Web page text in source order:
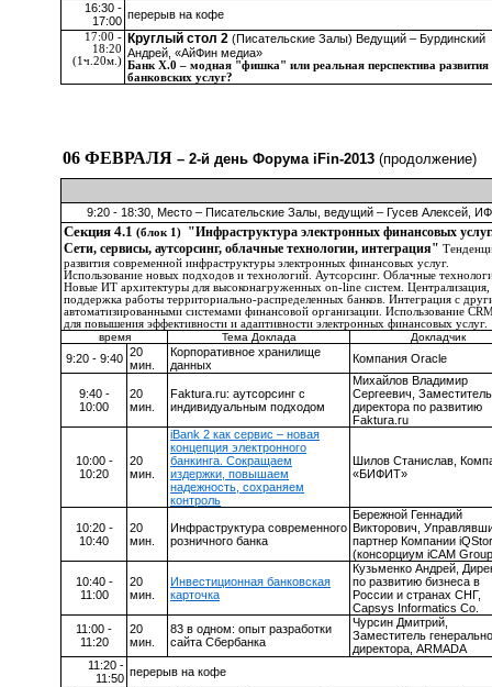
16:30 -
17:00 перерыв на кофе
17:00 -
18:20
(1ч.20м.)
Круглый стол 2 (Писательские Залы) Ведущий – Бурдинский
Андрей, «АйФин медиа»
Банк Х.0 – модная "фишка" или реальная перспектива развития
банковских услуг?
06 ФЕВРАЛЯ – 2-й день Форума iFin-2013 (продолжение)
9:20 - 18:30, Место – Писательские Залы, ведущий – Гусев Алексей,
Секция 4.1 (блок 1)
"Инфраструктура электронных финансовых
Сети, сервисы, аутсорсинг, облачные технологии, интеграция"
развития современной инфраструктуры электронных финансовых услуг.
Использование новых подходов и технологий. Аутсорсинг. Облачные
Новые ИТ архитектуры для высоконагруженных on-line систем. Централизация,
поддержка работы территориально-распределенных банков. Интеграция с
автоматизированными системами финансовой организации. Использование
для повышения эффективности и адаптивности электронных финансовых услуг.
время
Тема Доклада Докладчик
9:20 - 9:40 20
мин.
Корпоративное хранилище
данных
Компания Oracle
9:40 -
10:00
20
мин.
Faktura ru: аутсорсинг с
индивидуальным подходом
Михайлов Владимир
Сергеевич, Заместитель
директора по развитию
Faktura.ru
10:00 -
10:20
20
мин.
iBank 2 как сервис – новая
концепция электронного
банкинга. Сокращаем
издержки, повышаем
надежность, сохраняем
контроль
Шилов Станислав, К
«БИФИТ»
10:20 -
10:40
20
мин.
Инфраструктура современного
розничного банка
Бережной Геннадий
Викторович,
партнер Компании
(консорциум iCAM Group
10:40 -
11:00
20
мин.
Инвестиционная банковская
карточка
Кузьменко Андрей,
по развитию бизнеса в
России и странах СНГ,
Capsys Informatics Co
11:00 -
11:20
20
мин.
83 в одном: опыт разработки
сайта Сбербанка
Чурсин Дмитрий,
Заместитель
директора, ARMADA
11:20 -
11:50 перерыв на кофе